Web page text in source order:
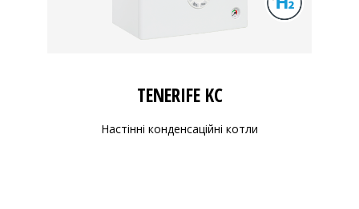
TENERIFE KC
Настінні конденсаційні котли